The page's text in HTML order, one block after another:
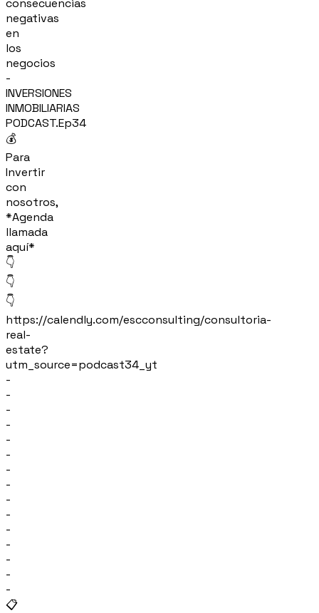
consecuencias
negativas
en
los
negocios
-
INVERSIONES
INMOBILIARIAS
PODCAST.Ep34
💰
Para
Invertir
con
nosotros,
*Agenda
llamada
aquí*
👇
👇
👇
https://calendly.com/escconsulting/consultoria-
real-
estate?
utm_source=podcast34_yt
-
-
-
-
-
-
-
-
-
-
-
-
-
-
-
📋